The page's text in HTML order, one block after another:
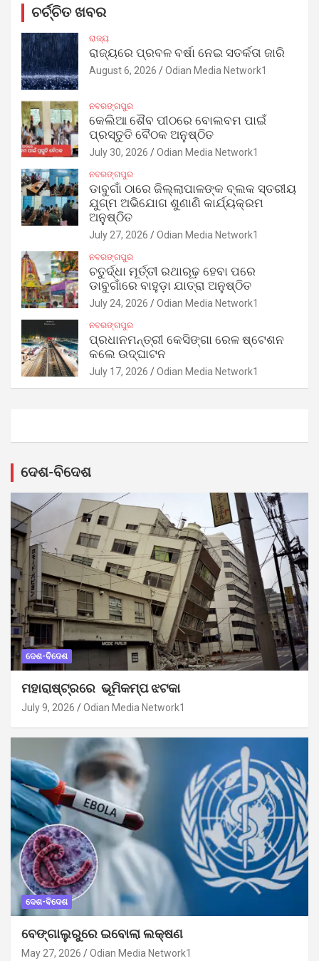
ଚର୍ଚ୍ଚିତ ଖବର
ରାଜ୍ୟ
ରାଜ୍ୟରେ ପ୍ରବଳ ବର୍ଷା ନେଇ ସତର୍କତା ଜାରି
August 6, 2026 Odian Media Network1
ନବରଙ୍ଗପୁର
କେଲିଆ ଶୈବ ପୀଠରେ ବୋଲବମ ପାଇଁ
ପ୍ରସ୍ତୁତି ବୈଠକ ଅନୁଷ୍ଠିତ
July 30, 2026 Odian Media Network1
ନବରଙ୍ଗପୁର
ଡାବୁଗାଁ ଠାରେ ଜିଲ୍ଲାପାଳଙ୍କ ବ୍ଲକ ସ୍ତରୀୟ
ଯୁଗ୍ମ ଅଭିଯୋଗ ଶୁଣାଣି କାର୍ଯ୍ୟକ୍ରମ
ଅନୁଷ୍ଠିତ
July 27, 2026 Odian Media Network1
ନବରଙ୍ଗପୁର
ଚତୁର୍ଦ୍ଧା ମୂର୍ତ୍ତୀ ରଥାରୂଢ଼ ହେବା ପରେ
ଡାବୁଗାଁରେ ବାହୁଡ଼ା ଯାତ୍ରା ଅନୁଷ୍ଠିତ
July 24, 2026 Odian Media Network1
ନବରଙ୍ଗପୁର
ପ୍ରଧାନମନ୍ତ୍ରୀ କେସିଙ୍ଗା ରେଳ ଷ୍ଟେଶନ
କଲେ ଉଦ୍‌ଘାଟନ
July 17, 2026 Odian Media Network1
ଦେଶ-ବିଦେଶ
ଦେଶ-ବିଦେଶ
ମହାରାଷ୍ଟ୍ରରେ ଭୂମିକମ୍ପ ଝଟକା
July 9, 2026 Odian Media Network1
ଦେଶ-ବିଦେଶ
ବେଙ୍ଗାଲୁରୁରେ ଇବୋଲା ଲକ୍ଷଣ
May 27, 2026 Odian Media Network1